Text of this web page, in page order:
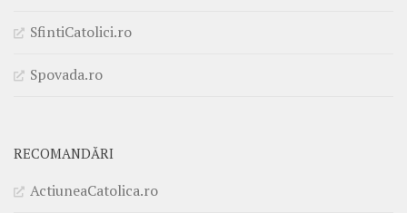
SfintiCatolici.ro
Spovada.ro
RECOMANDĂRI
ActiuneaCatolica.ro